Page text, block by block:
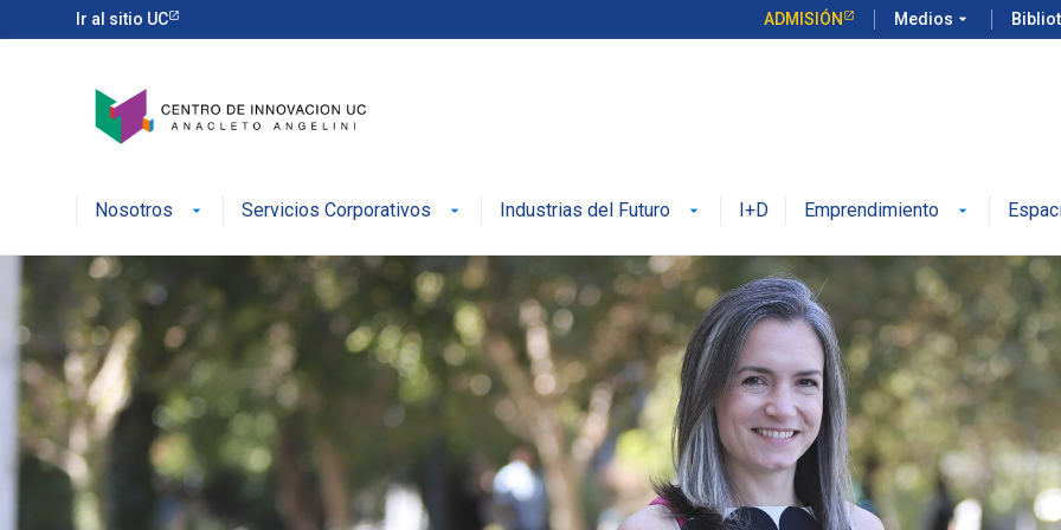
Ir al sitio UC ADMISIÓN Medios arrow_drop_down
Nosotros Servicios Corporativos Industrias del Futuro I+D Emprendimiento